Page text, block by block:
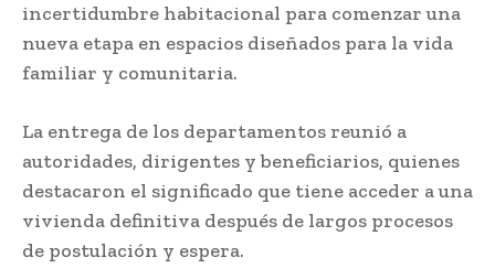
incertidumbre habitacional para comenzar una
nueva etapa en espacios diseñados para la vida
familiar y comunitaria.
La entrega de los departamentos reunió a
autoridades, dirigentes y beneficiarios, quienes
destacaron el significado que tiene acceder a una
vivienda definitiva después de largos procesos
de postulación y espera.